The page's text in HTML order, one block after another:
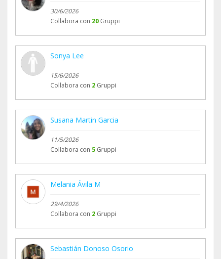
30/6/2026
Collabora con 20 Gruppi
Sonya Lee
15/6/2026
Collabora con 2 Gruppi
Susana Martin Garcia
11/5/2026
Collabora con 5 Gruppi
Melania Ávila M
29/4/2026
Collabora con 2 Gruppi
Sebastián Donoso Osorio